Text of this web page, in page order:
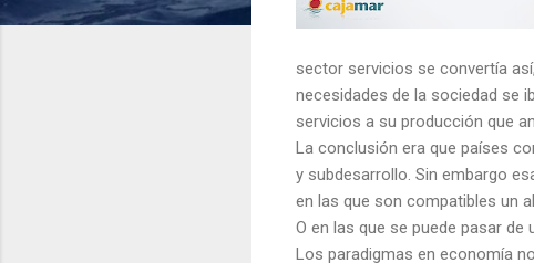
sector servicios se convertía
necesidades de la sociedad se
servicios a su producción que
La conclusión era que países
y subdesarrollo. Sin embargo
en las que son compatibles un
O en las que se puede pasar
Los paradigmas en economía